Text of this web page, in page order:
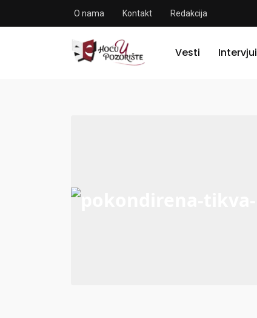
O nama Kontakt Redakcija
Vesti Intervjui